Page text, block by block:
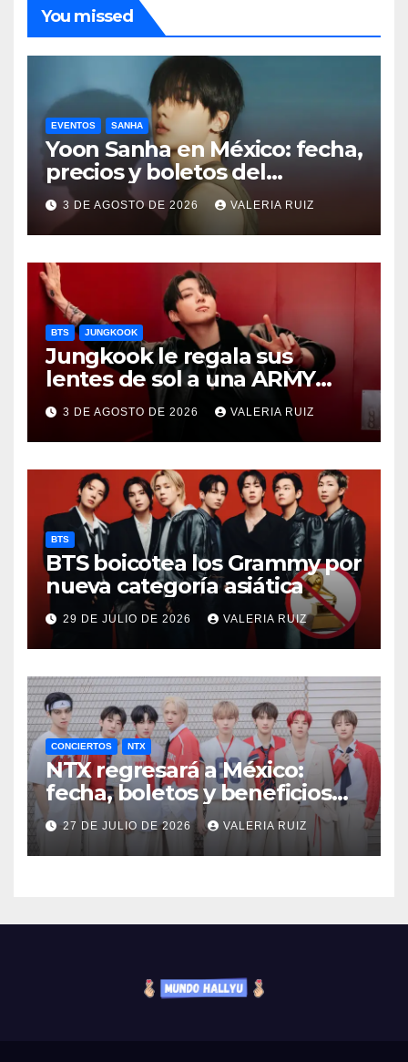
You missed
EVENTOS SANHA
Yoon Sanha en México: fecha,
precios y boletos del
FANCON
3 DE AGOSTO DE 2026 VALERIA RUIZ
BTS JUNGKOOK
Jungkook le regala sus
lentes de sol a una ARMY
durante concierto de BTS
3 DE AGOSTO DE 2026 VALERIA RUIZ
BTS
BTS boicotea los Grammy por
nueva categoría asiática
29 DE JULIO DE 2026 VALERIA RUIZ
CONCIERTOS NTX
NTX regresará a México:
fecha, boletos y beneficios
VIP27 DE JULIO DE 2026 VALERIA RUIZ